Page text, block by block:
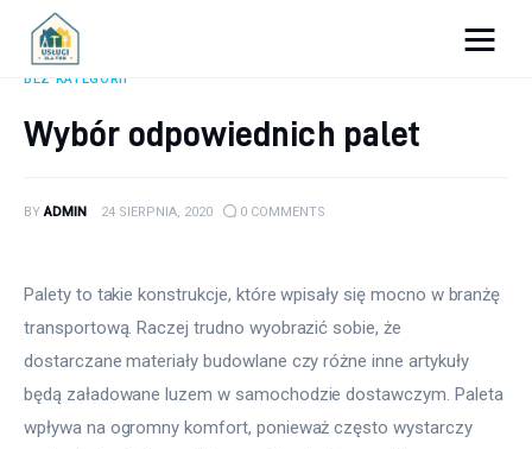
Prowadzenie firmy
Atrakcje
Prawo
BEZ KATEGORII
Wybór odpowiednich palet
BY ADMIN 24 SIERPNIA, 2020 0 COMMENTS
Palety to takie konstrukcje, które wpisały się mocno w branżę
transportową. Raczej trudno wyobrazić sobie, że
dostarczane materiały budowlane czy różne inne artykuły
będą załadowane luzem w samochodzie dostawczym. Paleta
wpływa na ogromny komfort, ponieważ często wystarczy